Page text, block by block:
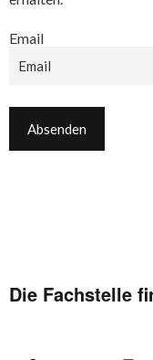
Email
Die Fachstelle